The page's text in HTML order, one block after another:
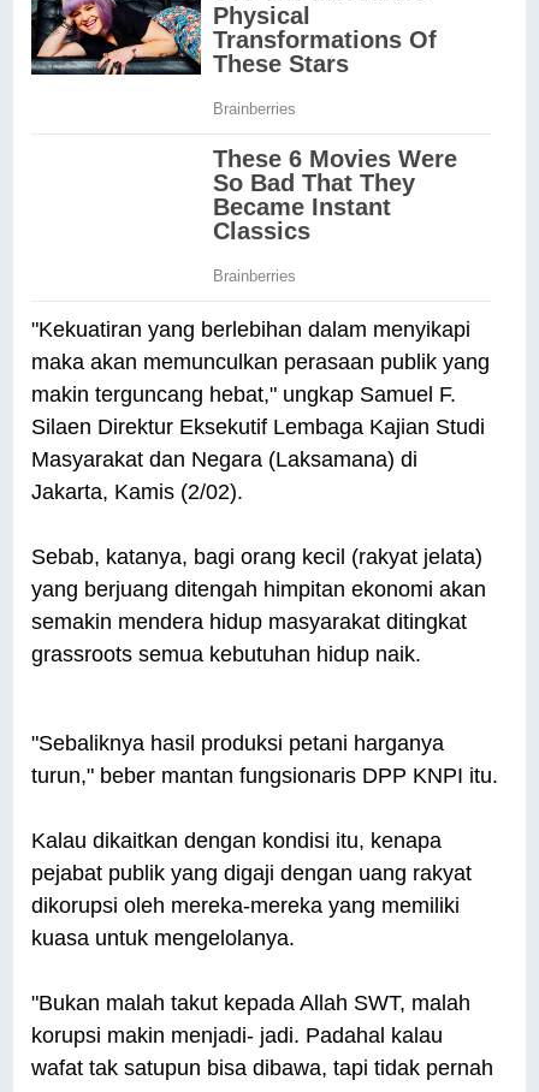
"Kekuatiran yang berlebihan dalam menyikapi
maka akan memunculkan perasaan publik yang
makin terguncang hebat," ungkap Samuel F.
Silaen Direktur Eksekutif Lembaga Kajian Studi
Masyarakat dan Negara (Laksamana) di
Jakarta, Kamis (2/02).
Sebab, katanya, bagi orang kecil (rakyat jelata)
yang berjuang ditengah himpitan ekonomi akan
semakin mendera hidup masyarakat ditingkat
grassroots semua kebutuhan hidup naik.
"Sebaliknya hasil produksi petani harganya
turun," beber mantan fungsionaris DPP KNPI itu.
Kalau dikaitkan dengan kondisi itu, kenapa
pejabat publik yang digaji dengan uang rakyat
dikorupsi oleh mereka-mereka yang memiliki
kuasa untuk mengelolanya.
"Bukan malah takut kepada Allah SWT, malah
korupsi makin menjadi- jadi. Padahal kalau
wafat tak satupun bisa dibawa, tapi tidak pernah